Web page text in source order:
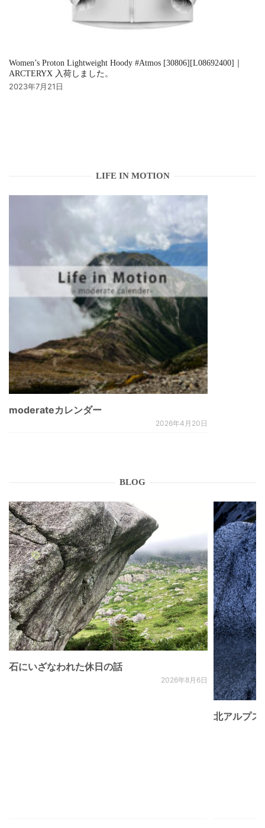
Women’s Proton Lightweight Hoody #Atmos [30806][L08692400]｜
ARCTERYX 入荷しました。
2023年7月21日
LIFE IN MOTION
moderateカレンダー
2026年4月20日
BLOG
石にいざなわれた休日の話
2026年8月6日
北アルプ